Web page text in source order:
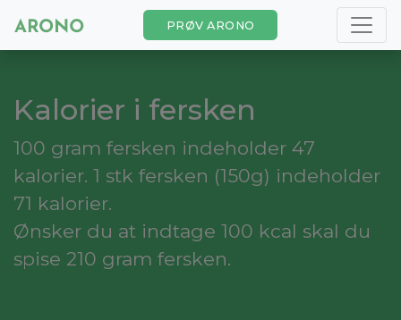
PRØV ARONO
Kalorier i fersken
100 gram fersken indeholder 47
kalorier. 1 stk fersken (150g) indeholder
71 kalorier.
Ønsker du at indtage 100 kcal skal du
spise 210 gram fersken.